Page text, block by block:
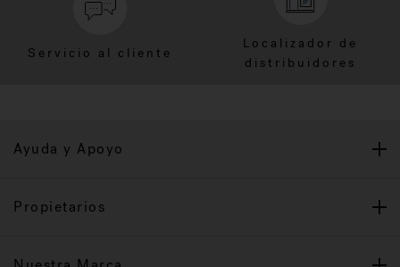
Servicio al cliente
Localizador de
distribuidores
Ayuda y Apoyo
Propietarios